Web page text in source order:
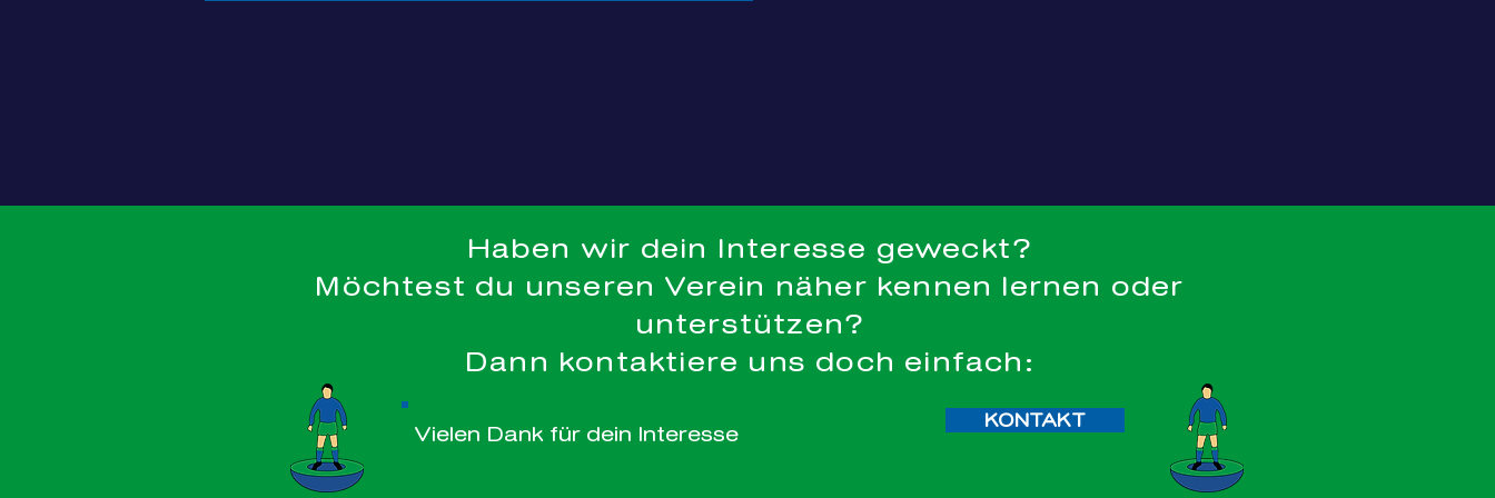
© 2035 by Phoenix Bulldogs Team. Powered and secured by Wix
Haben wir dein Interesse geweckt?
Möchtest du unseren Verein näher kennen lernen oder
unterstützen?
Dann kontaktiere uns doch einfach:
Vielen Dank für dein Interesse
KONTAKT